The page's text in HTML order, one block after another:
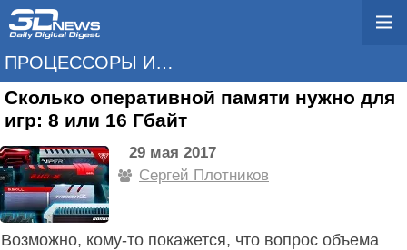
ПРОЦЕССОРЫ И ПАМЯТЬ
Сколько оперативной памяти нужно для
игр: 8 или 16 Гбайт
29 мая 2017
Сергей Плотников
Возможно, кому-то покажется, что вопрос объема